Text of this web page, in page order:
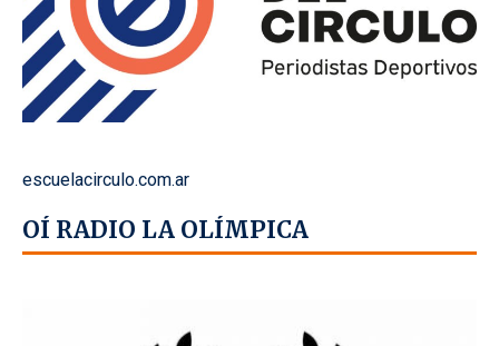
escuelacirculo.com.ar
OÍ RADIO LA OLÍMPICA